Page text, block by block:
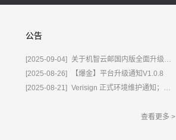
公告
[2025-09-04]
关于机智云邮国内版全面升级为%E2%80%9C鲸炫邮%E2%80%9D的通知
[2025-08-26]
【爆金】平台升级通知V1.0.8
[2025-08-21] Verisign 正式环境维护通知；含域名.com/.net
查看更多 >